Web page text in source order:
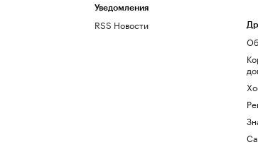
Уведомления
RSS Новости